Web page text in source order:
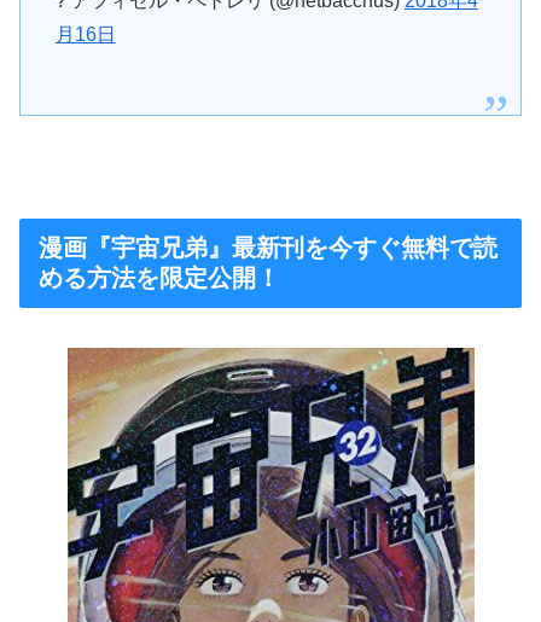
月16日
漫画『宇宙兄弟』最新刊を今すぐ無料で読
める方法を限定公開！